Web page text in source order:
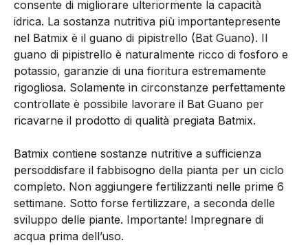
consente di migliorare ulteriormente la capacità
idrica. La sostanza nutritiva più importantepresente
nel Batmix è il guano di pipistrello (Bat Guano). Il
guano di pipistrello è naturalmente ricco di fosforo e
potassio, garanzie di una fioritura estremamente
rigogliosa. Solamente in circonstanze perfettamente
controllate è possibile lavorare il Bat Guano per
ricavarne il prodotto di qualità pregiata Batmix.
Batmix contiene sostanze nutritive a sufficienza
persoddisfare il fabbisogno della pianta per un ciclo
completo. Non aggiungere fertilizzanti nelle prime 6
settimane. Sotto forse fertilizzare, a seconda delle
sviluppo delle piante. Importante! Impregnare di
acqua prima dell’uso.